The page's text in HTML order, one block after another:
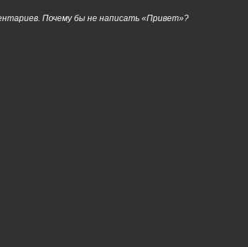
Почему бы не написать «Привет»?